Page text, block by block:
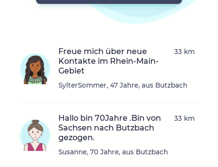
Freue mich über neue
Kontakte im Rhein-Main-
Gebiet
SylterSommer, 47 Jahre, aus Butzbach
33 km
Hallo bin 70Jahre .Bin von
Sachsen nach Butzbach
gezogen.
Susanne, 70 Jahre, aus Butzbach
33 km